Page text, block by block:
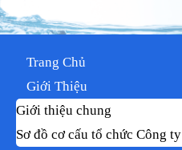
Trang Chủ
Giới Thiệu
Giới thiệu chung
Sơ đồ cơ cấu tổ chức Công ty